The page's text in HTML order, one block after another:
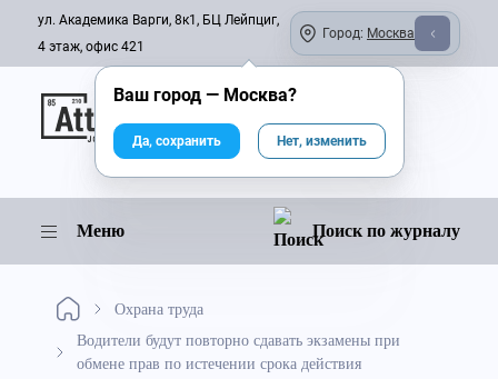
ул. Академика Варги, 8к1, БЦ Лейпциг,
4 этаж, офис 421
Город: Москва
Онлайн-журнал
Меню Поиск по журналу
Охрана труда
Водители будут повторно сдавать экзамены при
обмене прав по истечении срока действия
Ваш город — Москва?
Да, сохранить Нет, изменить